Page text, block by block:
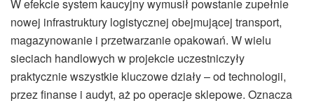
W efekcie system kaucyjny wymusił powstanie zupełnie
nowej infrastruktury logistycznej obejmującej transport,
magazynowanie i przetwarzanie opakowań. W wielu
sieciach handlowych w projekcie uczestniczyły
praktycznie wszystkie kluczowe działy – od technologii,
przez finanse i audyt, aż po operacje sklepowe. Oznacza